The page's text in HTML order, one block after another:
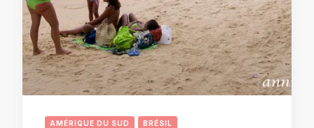
AMÉRIQUE DU SUD BRÉSIL